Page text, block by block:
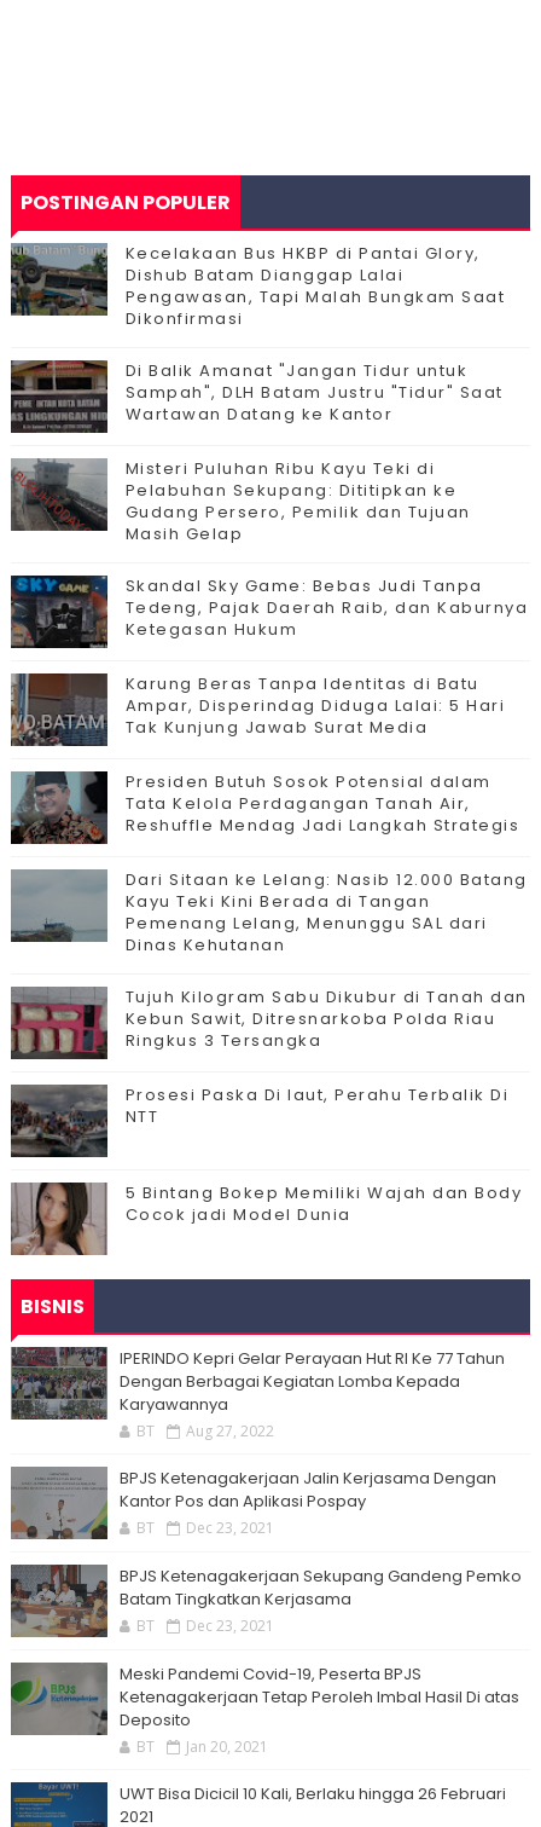
POSTINGAN POPULER
Kecelakaan Bus HKBP di Pantai Glory,
Dishub Batam Dianggap Lalai
Pengawasan, Tapi Malah Bungkam Saat
Dikonfirmasi
Di Balik Amanat "Jangan Tidur untuk
Sampah", DLH Batam Justru "Tidur" Saat
Wartawan Datang ke Kantor
Misteri Puluhan Ribu Kayu Teki di
Pelabuhan Sekupang: Dititipkan ke
Gudang Persero, Pemilik dan Tujuan
Masih Gelap
Skandal Sky Game: Bebas Judi Tanpa
Tedeng, Pajak Daerah Raib, dan Kaburnya
Ketegasan Hukum
Karung Beras Tanpa Identitas di Batu
Ampar, Disperindag Diduga Lalai: 5 Hari
Tak Kunjung Jawab Surat Media
Presiden Butuh Sosok Potensial dalam
Tata Kelola Perdagangan Tanah Air,
Reshuffle Mendag Jadi Langkah Strategis
Dari Sitaan ke Lelang: Nasib 12.000 Batang
Kayu Teki Kini Berada di Tangan
Pemenang Lelang, Menunggu SAL dari
Dinas Kehutanan
Tujuh Kilogram Sabu Dikubur di Tanah dan
Kebun Sawit, Ditresnarkoba Polda Riau
Ringkus 3 Tersangka
Prosesi Paska Di laut, Perahu Terbalik Di
NTT
5 Bintang Bokep Memiliki Wajah dan Body
Cocok jadi Model Dunia
BISNIS
IPERINDO Kepri Gelar Perayaan Hut RI Ke 77 Tahun
Dengan Berbagai Kegiatan Lomba Kepada
Karyawannya
BT Aug 27, 2022
BPJS Ketenagakerjaan Jalin Kerjasama Dengan
Kantor Pos dan Aplikasi Pospay
BT Dec 23, 2021
BPJS Ketenagakerjaan Sekupang Gandeng Pemko
Batam Tingkatkan Kerjasama
BT Dec 23, 2021
Meski Pandemi Covid-19, Peserta BPJS
Ketenagakerjaan Tetap Peroleh Imbal Hasil Di atas
Deposito
BT Jan 20, 2021
UWT Bisa Dicicil 10 Kali, Berlaku hingga 26 Februari
2021